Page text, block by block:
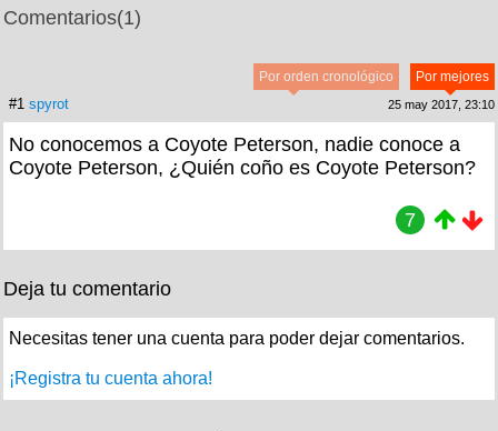
Comentarios(1)
Por mejores
Por orden cronológico
#1 spyrot 25 may 2017, 23:10
No conocemos a Coyote Peterson, nadie conoce a
Coyote Peterson, ¿Quién coño es Coyote Peterson?
7
Deja tu comentario
Necesitas tener una cuenta para poder dejar comentarios.
¡Registra tu cuenta ahora!